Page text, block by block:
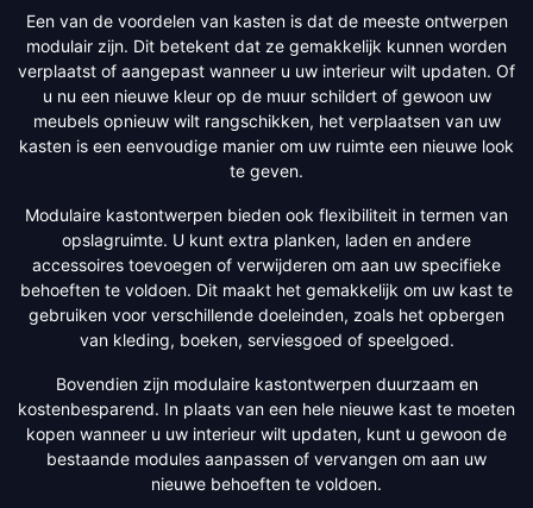
Een van de voordelen van kasten is dat de meeste ontwerpen
modulair zijn. Dit betekent dat ze gemakkelijk kunnen worden
verplaatst of aangepast wanneer u uw interieur wilt updaten. Of
u nu een nieuwe kleur op de muur schildert of gewoon uw
meubels opnieuw wilt rangschikken, het verplaatsen van uw
kasten is een eenvoudige manier om uw ruimte een nieuwe look
te geven.
Modulaire kastontwerpen bieden ook flexibiliteit in termen van
opslagruimte. U kunt extra planken, laden en andere
accessoires toevoegen of verwijderen om aan uw specifieke
behoeften te voldoen. Dit maakt het gemakkelijk om uw kast te
gebruiken voor verschillende doeleinden, zoals het opbergen
van kleding, boeken, serviesgoed of speelgoed.
Bovendien zijn modulaire kastontwerpen duurzaam en
kostenbesparend. In plaats van een hele nieuwe kast te moeten
kopen wanneer u uw interieur wilt updaten, kunt u gewoon de
bestaande modules aanpassen of vervangen om aan uw
nieuwe behoeften te voldoen.